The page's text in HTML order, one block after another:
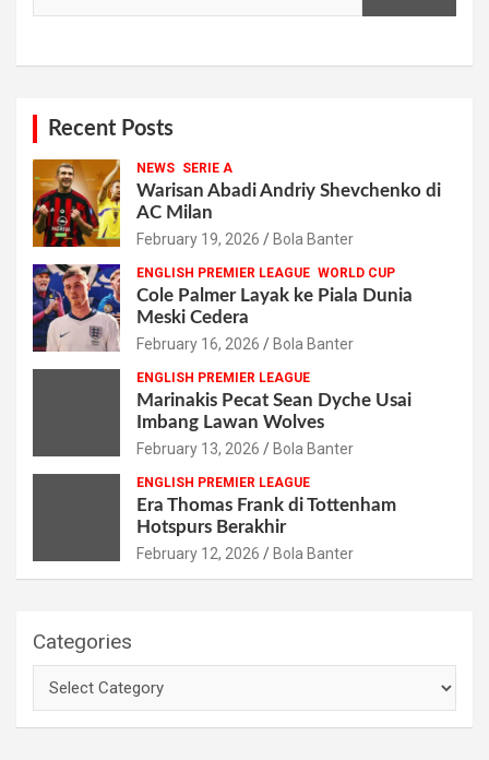
Recent Posts
NEWS SERIE A
Warisan Abadi Andriy Shevchenko di
AC Milan
February 19, 2026 Bola Banter
ENGLISH PREMIER LEAGUE WORLD CUP
Cole Palmer Layak ke Piala Dunia
Meski Cedera
February 16, 2026 Bola Banter
ENGLISH PREMIER LEAGUE
Marinakis Pecat Sean Dyche Usai
Imbang Lawan Wolves
February 13, 2026 Bola Banter
ENGLISH PREMIER LEAGUE
Era Thomas Frank di Tottenham
Hotspurs Berakhir
February 12, 2026 Bola Banter
Categories